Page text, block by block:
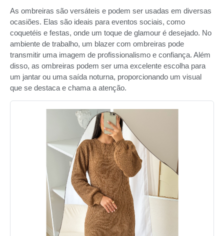
As ombreiras são versáteis e podem ser usadas em diversas
ocasiões. Elas são ideais para eventos sociais, como
coquetéis e festas, onde um toque de glamour é desejado. No
ambiente de trabalho, um blazer com ombreiras pode
transmitir uma imagem de profissionalismo e confiança. Além
disso, as ombreiras podem ser uma excelente escolha para
um jantar ou uma saída noturna, proporcionando um visual
que se destaca e chama a atenção.